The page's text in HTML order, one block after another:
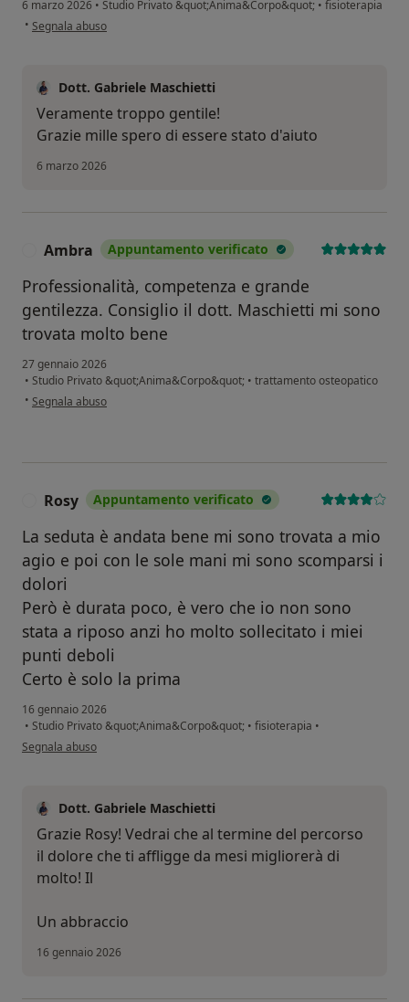
6 marzo 2026 • Studio Privato &quot;Anima&Corpo&quot; • fisioterapia
• secondo l'opinione dell'utente Boss Villalba
Segnala abuso
Dott. Gabriele Maschietti
Veramente troppo gentile!
Grazie mille spero di essere stato d'aiuto
6 marzo 2026
Ambra Appuntamento verificato
Professionalità, competenza e grande
gentilezza. Consiglio il dott. Maschietti mi sono
trovata molto bene
27 gennaio 2026
• Studio Privato &quot;Anima&Corpo&quot; • trattamento osteopatico
• secondo l'opinione dell'utente Ambra
Segnala abuso
Rosy Appuntamento verificato
La seduta è andata bene mi sono trovata a mio
agio e poi con le sole mani mi sono scomparsi i
dolori
Però è durata poco, è vero che io non sono
stata a riposo anzi ho molto sollecitato i miei
punti deboli
Certo è solo la prima
16 gennaio 2026
• Studio Privato &quot;Anima&Corpo&quot; • fisioterapia •
secondo l'opinione dell'utente Rosy
Segnala abuso
Dott. Gabriele Maschietti
Grazie Rosy! Vedrai che al termine del percorso
il dolore che ti affligge da mesi migliorerà di
molto! Il
Un abbraccio
16 gennaio 2026